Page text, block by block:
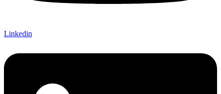
Linkedin